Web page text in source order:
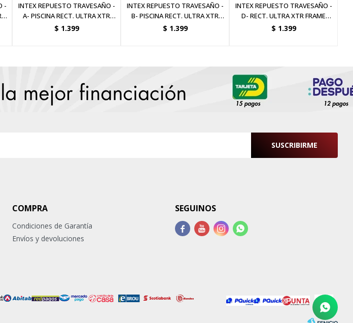
-
INTEX REPUESTO TRAVESAÑO -
A- PISCINA RECT. ULTRA XTR
FRAME 732
$ 1.399
INTEX REPUESTO TRAVESAÑO -
B- PISCINA RECT. ULTRA XTR
FRAME 732
$ 1.399
INTEX REPUESTO TRAVESAÑO -
D- RECT. ULTRA XTR FRAME
457/549/975
$ 1.399
SUSCRIBIRME
COMPRA
Condiciones de Garantía
Envíos y devoluciones
SEGUINOS
   